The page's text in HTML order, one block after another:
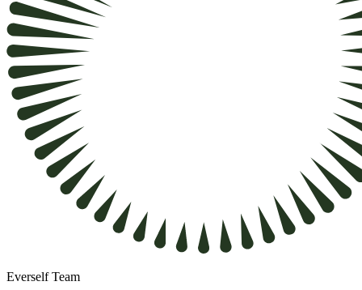
Everself Team